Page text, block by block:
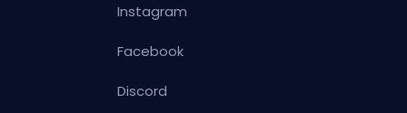
Instagram
Facebook
Discord